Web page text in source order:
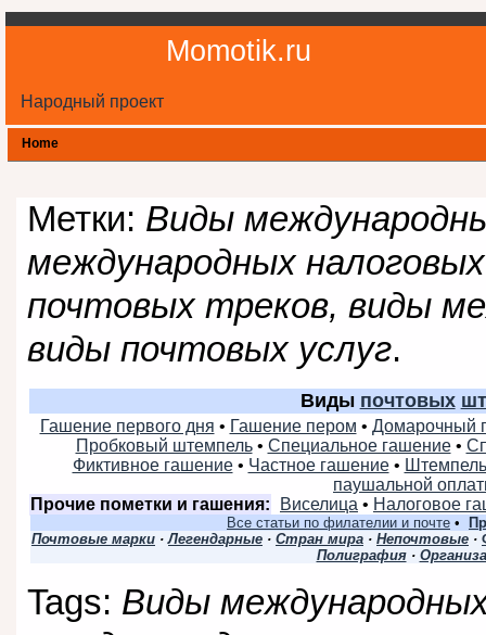
Momotik.ru
Народный проект
Home
Метки: Виды
международных
почтовых треков, виды
виды почтовых услуг.
Виды почтовых
Гашение первого дня • Гашение пером • Домарочный
Пробковый штемпель• Специальное гашение•
Фиктивное гашение• Частное гашение•
паушальной
Прочие пометки и гашения:
Виселица • Налоговое
Все статьи по филателии и почте •
Почтовые марки · Легендарные · Стран мира · Непочтовые ·
Полиграфия·
Tags: Виды